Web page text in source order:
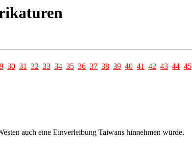
30 31 32 33 34 35 36 37 38 39 40 41 42 43 44 45
auch eine Einverleibung Taiwans hinnehmen würde.